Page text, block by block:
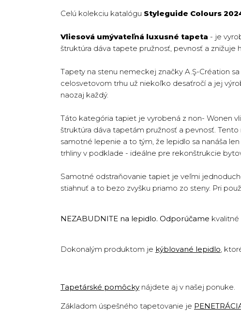
Celú kolekciu katalógu Styleguide Colours
Vliesová umývateľná luxusné tapeta - je
štruktúra dáva tapete pružnosť, pevnosť a znižuje
Tapety na stenu nemeckej značky A.Ş-Création
celosvetovom trhu už niekoľko desaťročí a jej
naozaj každý.
Táto kategória tapiet je vyrobená z non- Wonen
štruktúra dáva tapetám pružnosť a pevnosť.
samotné lepenie a to tým, že lepidlo sa nanáša
trhliny v podklade - ideálne pre rekonštrukcie
Samotné odstraňovanie tapiet je veľmi
stiahnuť a to bezo zvyšku priamo zo steny. Pri
NEZABUDNITE na lepidlo. Odporúčame kvalitné
Dokonalým produktom je kýblované lepidlo,
Tapetárské pomôcky nájdete aj v našej ponuke.
Základom úspešného tapetovanie je